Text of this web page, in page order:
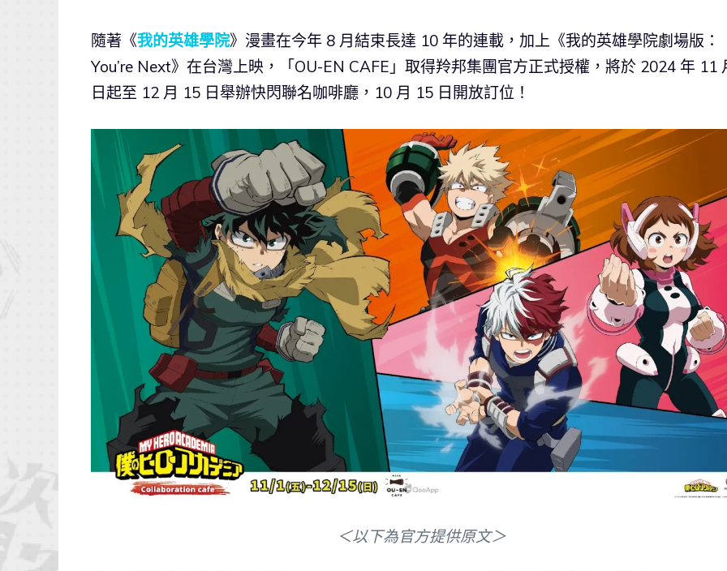
隨著《我的英雄學院》漫畫在今年 8 月結束長達 10 年的連載，加上《我的英雄學院劇場版：
You’re Next》在台灣上映，「OU-EN CAFE」取得羚邦集團官方正式授權，將於 2024 年 11
日起至 12 月 15 日舉辦快閃聯名咖啡廳，10 月 15 日開放訂位！
＜以下為官方提供原文＞